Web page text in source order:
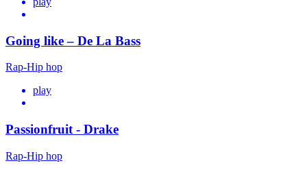
Going like – De La Bass
Rap-Hip hop
play
Passionfruit - Drake
Rap-Hip hop